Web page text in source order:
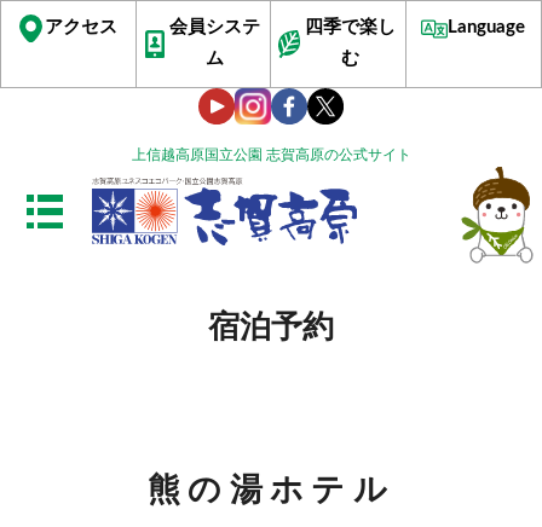
上信越高原国立公園 志賀高原の公式サイト
アクセス
会員システ
ム
四季で楽し
む
Language
宿泊予約
熊の湯ホテル